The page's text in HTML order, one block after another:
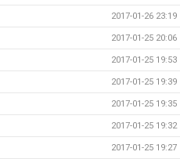
2017-01-26 23:19
2017-01-25 20:06
2017-01-25 19:53
2017-01-25 19:39
2017-01-25 19:35
2017-01-25 19:32
2017-01-25 19:27